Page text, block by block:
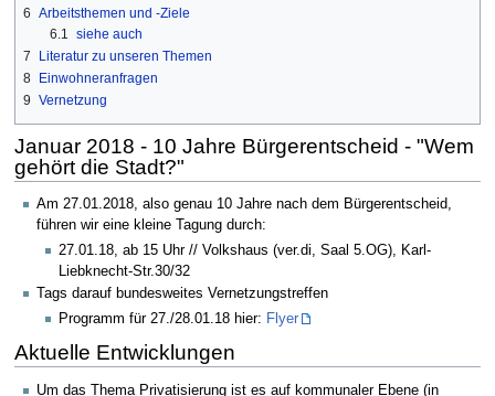
6 Arbeitsthemen und -Ziele
6.1 siehe auch
7
Literatur zu unseren Themen
8
Einwohneranfragen
9 Vernetzung
Januar 2018 - 10 Jahre Bürgerentscheid - "Wem
gehört die Stadt?"
Am 27.01.2018, also genau 10 Jahre nach dem Bürgerentscheid,
führen wir eine kleine Tagung durch:
27.01.18, ab 15 Uhr // Volkshaus (ver.di, Saal 5.OG), Karl-
Liebknecht-Str.30/32
Tags darauf bundesweites Vernetzungstreffen
Programm für 27./28.01.18 hier: Flyer
Aktuelle Entwicklungen
Um das Thema Privatisierung ist es auf kommunaler Ebene (in